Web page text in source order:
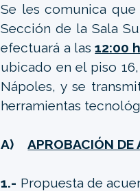
Se les comunica que
Sección de la Sala
efectuará a las12:00
ubicado en el piso
Nápoles, y se
herramientas
A)APROBACIÓN DE
1.- Propuesta de